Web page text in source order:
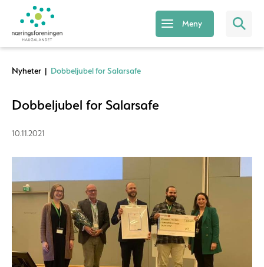
Meny
Nyheter | Dobbeljubel for Salarsafe
Dobbeljubel for Salarsafe
10.11.2021